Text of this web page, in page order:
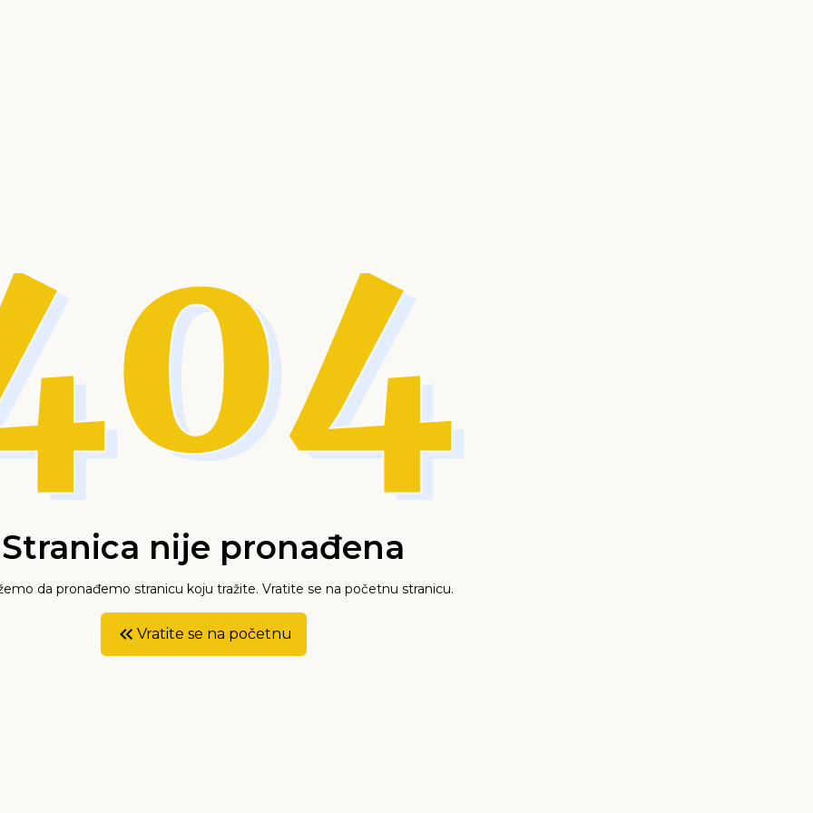
Stranica nije pronađena
da pronađemo stranicu koju tražite. Vratite se na početnu stranicu.
Vratite se na početnu